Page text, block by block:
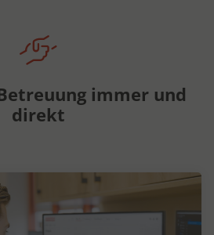
immer und
direkt